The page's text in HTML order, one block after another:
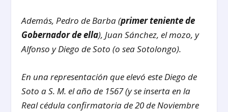
Además, Pedro de Barba (primer teniente de
Gobernador de ella), Juan Sánchez, el mozo, y
Alfonso y Diego de Soto (o sea Sotolongo).
En una representación que elevó este Diego de
Soto a S. M. el año de 1567 (y se inserta en la
Real cédula confirmatoria de 20 de Noviembre